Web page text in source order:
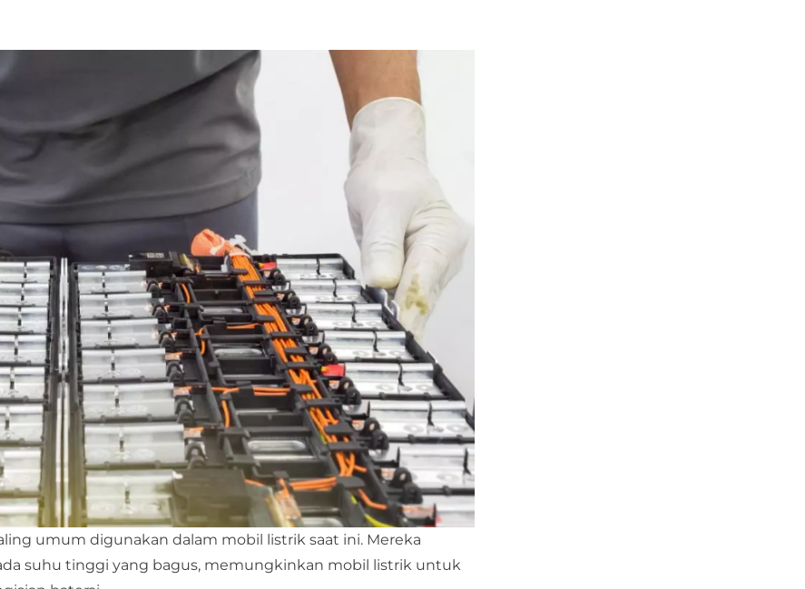
umum digunakan dalam mobil listrik saat ini. Mereka
suhu tinggi yang bagus, memungkinkan mobil listrik untuk